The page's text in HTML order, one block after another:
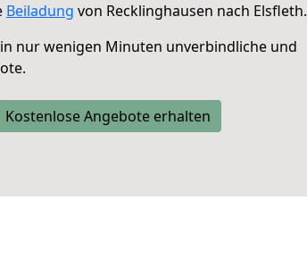
Beiladung von Recklinghausen nach Elsfleth.
in nur wenigen Minuten unverbindliche und
Kostenlose Angebote erhalten